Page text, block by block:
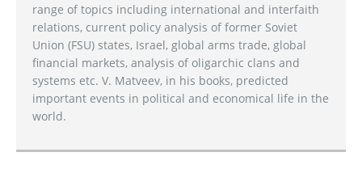
range of topics including international and interfaith
relations, current policy analysis of former Soviet
Union (FSU) states, Israel, global arms trade, global
financial markets, analysis of oligarchic clans and
systems etc. V. Matveev, in his books, predicted
important events in political and economical life in the
world.